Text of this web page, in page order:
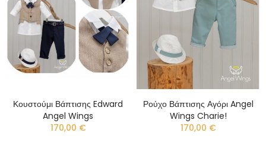
Κουστούμι Βάπτισης Edward
Angel Wings
170,00 €
Ρούχο Βάπτισης Αγόρι Angel
Wings Charie!
170,00 €